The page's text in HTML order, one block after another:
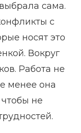
сама.
с
носят это
Вокруг
Работа не
менее она
не